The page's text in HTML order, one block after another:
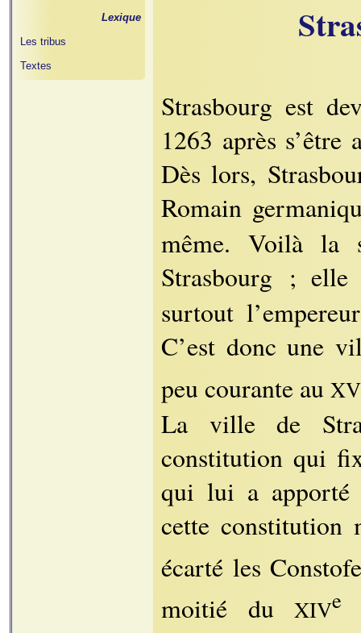
Lexique
Les tribus
Textes
Strasbourg est
1263 après
Dès lors,
Romain
même. Voilà la
Strasbourg ;
surtout
C’est donc une
peu courante au XV
La ville de
constitution qui
qui lui a apporté
cette constitution
écarté les
moitié duXIVe